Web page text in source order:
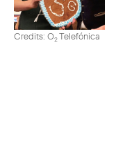
Credits: O2Telefónica